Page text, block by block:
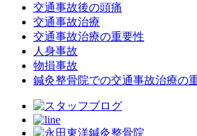
交通事故後の頭痛
交通事故治療
交通事故治療の重要性
人身事故
物損事故
鍼灸整骨院での交通事故治療の